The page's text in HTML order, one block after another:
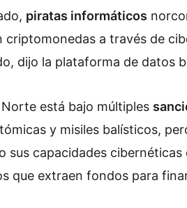
piratas informáticos
criptomonedas a través de
dijo la plataforma de datos
está bajo múltiples
y misiles balísticos,
sus capacidades
que extraen fondos para